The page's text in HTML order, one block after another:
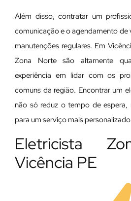
Além disso, contratar um
comunicação e o agendamento de
manutenções regulares. Em
Zona Norte são altamente
experiência em lidar com os
comuns da região. Encontrar um
não só reduz o tempo de
para um serviço mais
Eletricista
Vicência PE